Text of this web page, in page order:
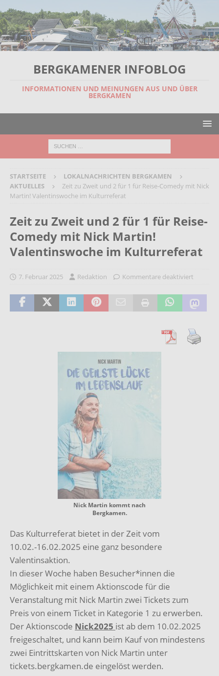
BERGKAMENER INFOBLOG
INFORMATIONEN UND MEINUNGEN AUS UND ÜBER
BERGKAMEN
STARTSEITE
LOKALNACHRICHTEN BERGKAMEN
AKTUELLES
Zeit zu Zweit und 2 für 1 für Reise-Comedy mit Nick
Martin! Valentinswoche im Kulturreferat
Zeit zu Zweit und 2 für 1 für Reise-
Comedy mit Nick Martin!
Valentinswoche im Kulturreferat
7. Februar 2025 Redaktion Kommentare deaktiviert
Nick Martin kommt nach
Bergkamen.
Das Kulturreferat bietet in der Zeit vom
10.02.-16.02.2025 eine ganz besondere
Valentinsaktion.
In dieser Woche haben Besucher*innen die
Möglichkeit mit einem Aktionscode für die
Veranstaltung mit Nick Martin zwei Tickets zum
Preis von einem Ticket in Kategorie 1 zu erwerben.
Der Aktionscode Nick2025 ist ab dem 10.02.2025
freigeschaltet, und kann beim Kauf von mindestens
zwei Eintrittskarten von Nick Martin unter
tickets.bergkamen.de eingelöst werden.